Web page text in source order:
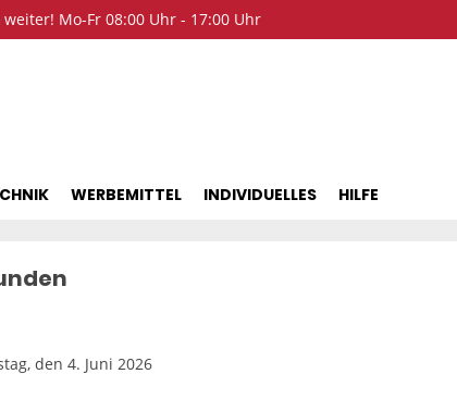
Mo-Fr 08:00 Uhr - 17:00 Uhr
WERBEMITTEL INDIVIDUELLES HILFE
den 4. Juni 2026